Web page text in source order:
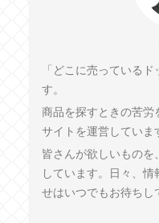
「どこに売っている
す。
商品を探すときの苦労
サイトを運営していま
皆さんが欲しいものを
しています。日々、
せはいつでもお待ちし